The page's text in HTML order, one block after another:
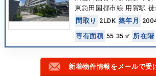
東急田園都市線 用賀駅
間 取 り 2LDK 築年 月
専有面積 55.35㎡ 所在 階
新着物件情報をメールで受